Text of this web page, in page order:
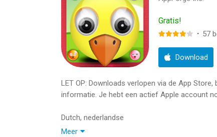
Gratis!
· 57
Download
LET OP: Downloads verlopen via de App
informatie. Je hebt een actief Apple account
Dutch, nederlandse
Meer